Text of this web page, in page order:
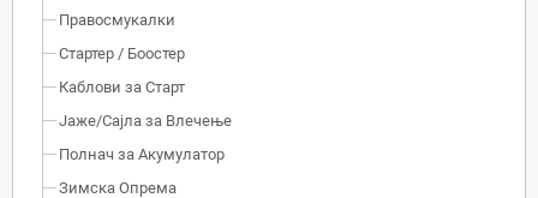
Правосмукалки
Стартер / Боостер
Каблови за Старт
Јаже/Сајла за Влечење
Полнач за Акумулатор
Зимска Опрема